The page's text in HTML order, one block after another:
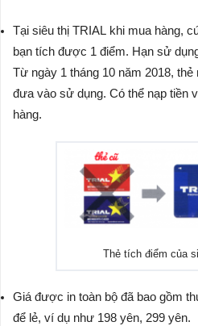
Tại siêu thị TRIAL khi mua hàng,
bạn tích được 1 điểm. Hạn sử
Từ ngày 1 tháng 10 năm 2018,
đưa vào sử dụng. Có thể nạp tiền
hàng.
Thẻ tích điểm của
Giá được in toàn bộ đã bao gồm
để lẻ, ví dụ như 198 yên, 299 yên.